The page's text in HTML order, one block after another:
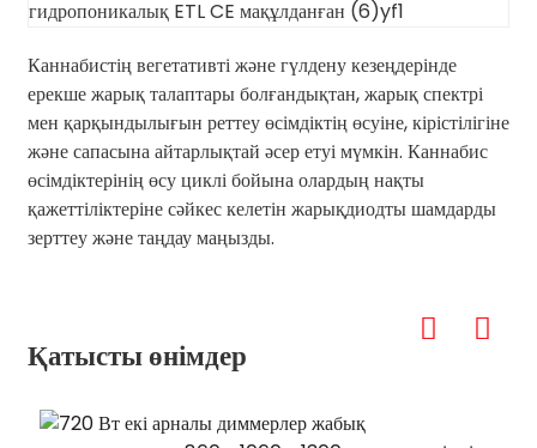
Каннабистің вегетативті және гүлдену кезеңдерінде
ерекше жарық талаптары болғандықтан, жарық спектрі
мен қарқындылығын реттеу өсімдіктің өсуіне, кірістілігіне
және сапасына айтарлықтай әсер етуі мүмкін. Каннабис
өсімдіктерінің өсу циклі бойына олардың нақты
қажеттіліктеріне сәйкес келетін жарықдиодты шамдарды
зерттеу және таңдау маңызды.
Қатысты өнімдер